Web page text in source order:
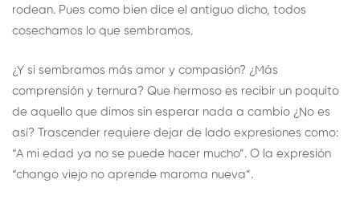
rodean. Pues como bien dice el antiguo dicho, todos
cosechamos lo que sembramos.
¿Y si sembramos más amor y compasión? ¿Más
comprensión y ternura? Que hermoso es recibir un poquito
de aquello que dimos sin esperar nada a cambio ¿No es
así? Trascender requiere dejar de lado expresiones como:
“A mi edad ya no se puede hacer mucho”. O la expresión
“chango viejo no aprende maroma nueva”.